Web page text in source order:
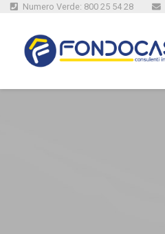
Numero Verde: 800 25 54 28